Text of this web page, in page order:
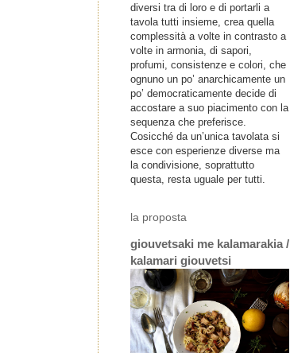
diversi tra di loro e di portarli a
tavola tutti insieme, crea quella
complessità a volte in contrasto a
volte in armonia, di sapori,
profumi, consistenze e colori, che
ognuno un po’ anarchicamente un
po’ democraticamente decide di
accostare a suo piacimento con la
sequenza che preferisce.
Cosicché da un’unica tavolata si
esce con esperienze diverse ma
la condivisione, soprattutto
questa, resta uguale per tutti.
la proposta
giouvetsaki me kalamarakia /
kalamari giouvetsi